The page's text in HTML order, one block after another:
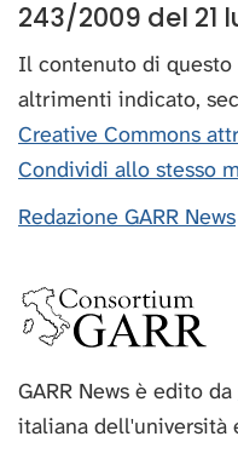
243/2009 del 21
Il contenuto di
altrimenti indicato,
Creative Commons
Condividi allo stesso
Redazione GARR News
GARR News è edito da
italiana dell'università